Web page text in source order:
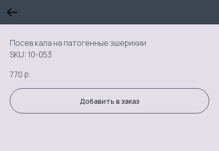
Посев кала на патогенные эшерихии
SKU: 10-053
770 р.
Добавить в заказ